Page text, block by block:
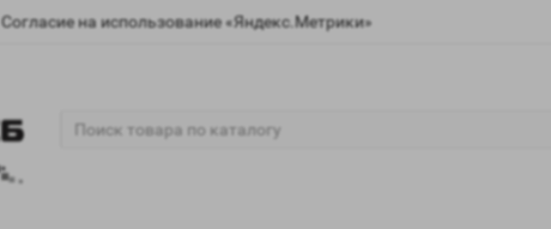
Согласие на использование «Яндекс.Метрики»